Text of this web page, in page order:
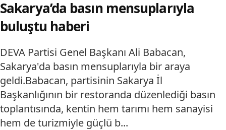
Sakarya’da basın mensuplarıyla
buluştu haberi
DEVA Partisi Genel Başkanı Ali Babacan,
Sakarya'da basın mensuplarıyla bir araya
geldi.Babacan, partisinin Sakarya İl
Başkanlığının bir restoranda düzenlediği basın
toplantısında, kentin hem tarımı hem sanayisi
hem de turizmiyle güçlü b...